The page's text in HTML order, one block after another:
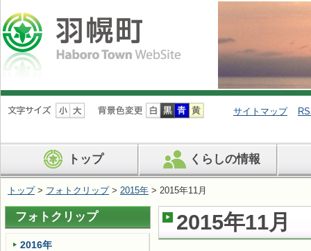
ナ
ビ
ン
を
ば
す
サイトマップ
トップ くらしの情報
トップ> フォトクリップ> 2015年 > 2015年11月
2015年11月
フォトクリップ
2016年